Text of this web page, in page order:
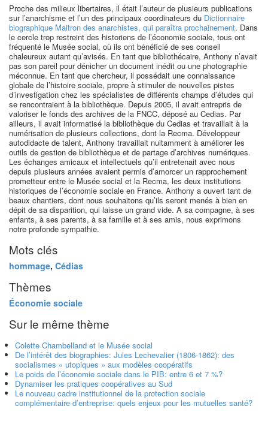
Proche des milieux libertaires, il était l’auteur de plusieurs publications
sur l’anarchisme et l’un des principaux coordinateurs du Dictionnaire
biographique Maitron des anarchistes, qui paraîtra prochainement. Dans
le cercle trop restreint des historiens de l’économie sociale, tous ont
fréquenté le Musée social, où ils ont bénéficié de ses conseil
chaleureux autant qu’avisés. En tant que bibliothécaire, Anthony n’avait
pas son pareil pour dénicher un document inédit ou une photographie
méconnue. En tant que chercheur, il possédait une connaissance
globale de l’histoire sociale, propre à stimuler de nouvelles pistes
d’investigation chez les spécialistes de différents champs d’études qui
se rencontraient à la bibliothèque. Depuis 2005, il avait entrepris de
valoriser le fonds des archives de la FNCC, déposé au Cedias. Par
ailleurs, il avait informatisé la bibliothèque du Cedias et travaillait à la
numérisation de plusieurs collections, dont la Recma. Développeur
autodidacte de talent, Anthony travaillait nuitamment à améliorer les
outils de gestion de bibliothèque et de partage d’archives numériques.
Les échanges amicaux et intellectuels qu’il entretenait avec nous
depuis plusieurs années avaient permis d’amorcer un rapprochement
prometteur entre le Musée social et la Recma, les deux institutions
historiques de l’économie sociale en France. Anthony a ouvert tant de
beaux chantiers, dont nous souhaitons qu’ils seront menés à bien en
dépit de sa disparition, qui laisse un grand vide. A sa compagne, à ses
enfants, à ses parents, à sa famille et à ses amis, nous exprimons
notre profonde sympathie.
Mots clés
hommage, Cédias
Thèmes
Économie sociale
Sur le même thème
Colette Chambelland et le Musée social
De l’intérêt des biographies: Jules Lechevalier (1806-1862): des
socialismes « utopiques » aux modèles coopératifs
Le poids de l’économie sociale dans le PIB: entre 6 et 7 %?
Dynamiser les pratiques coopératives au Sud
Le nouveau cadre institutionnel de la protection sociale
complémentaire d’entreprise: quels enjeux pour les mutuelles santé?